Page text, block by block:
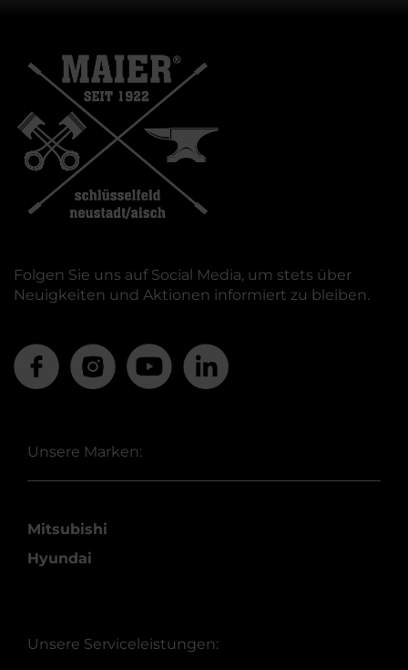
Folgen Sie uns auf Social Media, um stets über
Neuigkeiten und Aktionen informiert zu bleiben.
Unsere Marken:
Mitsubishi
Hyundai
Unsere Serviceleistungen: